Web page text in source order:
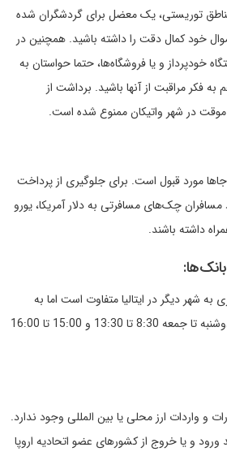
توریستی، یک معضل برای گردشگران شده
خود کمال دقت را داشته باشید. همچنین در
خودپرداز و یا فروشگاه‌ها، حتما حواستان به
به فکر مراقبت از آنها باشید. برداشت از
موقت در شهر واتیکان ممنوع شده است.
مورد قبول است. برای جلوگیری از پرداخت
چک‌های مسافرتی به دلار آمریکا، یورو
داشته باشند.
شهر دیگر در ایتالیا متفاوت است اما به
صورت کلی روزهای کاری از دوشنبه تا جمعه 8:30 تا 13:30 و 15:00 تا 16:00
و واردات ارز محلی یا بین المللی وجود ندارد.
ورود و یا خروج از کشورهای عضو اتحادیه اروپا